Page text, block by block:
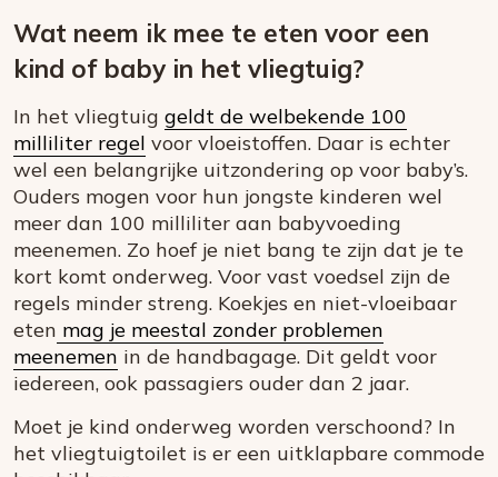
Wat neem ik mee te eten voor een
kind of baby in het vliegtuig?
In het vliegtuig geldt de welbekende 100
milliliter regel voor vloeistoffen. Daar is echter
wel een belangrijke uitzondering op voor baby’s.
Ouders mogen voor hun jongste kinderen wel
meer dan 100 milliliter aan babyvoeding
meenemen. Zo hoef je niet bang te zijn dat je te
kort komt onderweg. Voor vast voedsel zijn de
regels minder streng. Koekjes en niet-vloeibaar
eten mag je meestal zonder problemen
meenemen in de handbagage. Dit geldt voor
iedereen, ook passagiers ouder dan 2 jaar.
Moet je kind onderweg worden verschoond? In
het vliegtuigtoilet is er een uitklapbare commode